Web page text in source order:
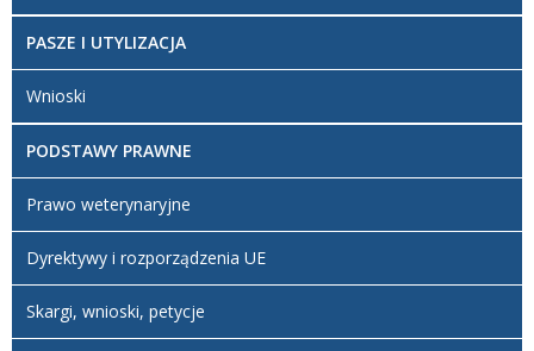
PASZE I UTYLIZACJA
Wnioski
PODSTAWY PRAWNE
Prawo weterynaryjne
Dyrektywy i rozporządzenia UE
Skargi, wnioski, petycje